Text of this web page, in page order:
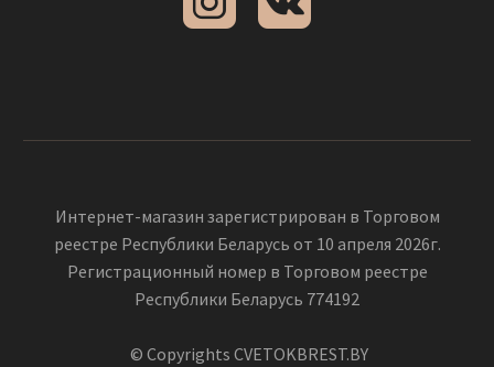
Интернет-магазин зарегистрирован в Торговом
реестре Республики Беларусь от 10 апреля 2026г.
Регистрационный номер в Торговом реестре
Республики Беларусь 774192
© Copyrights CVETOKBREST.BY